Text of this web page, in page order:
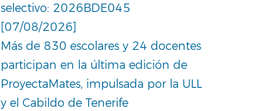
selectivo: 2026BDE045
[07/08/2026]
Más de 830 escolares y 24 docentes
participan en la última edición de
ProyectaMates, impulsada por la ULL
y el Cabildo de Tenerife